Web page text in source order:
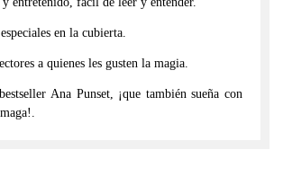
en la cubierta.
a quienes les gusten la magia.
Ana Punset, ¡que también sueña con